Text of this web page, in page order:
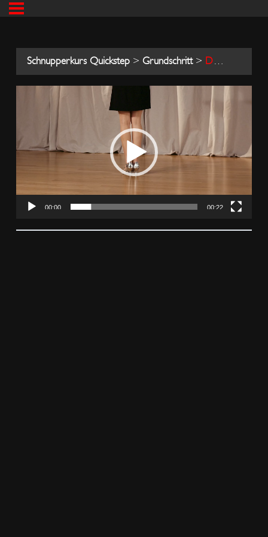
Schnupperkurs Quickstep Grundschritt DAMENSCHRITT
00:00 00:22